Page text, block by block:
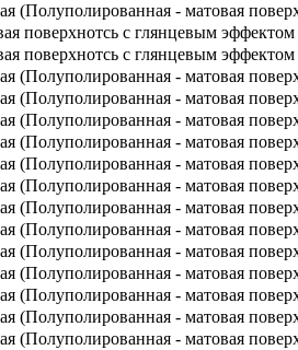
(Полуполированная - матовая
поверхнотсь с глянцевым эффектом
поверхнотсь с глянцевым эффектом
(Полуполированная - матовая
(Полуполированная - матовая
(Полуполированная - матовая
(Полуполированная - матовая
(Полуполированная - матовая
(Полуполированная - матовая
(Полуполированная - матовая
(Полуполированная - матовая
(Полуполированная - матовая
(Полуполированная - матовая
(Полуполированная - матовая
(Полуполированная - матовая
(Полуполированная - матовая